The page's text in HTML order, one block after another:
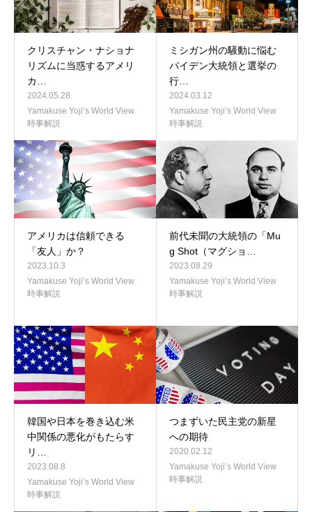
クリスチャン・ナショナ
リズムに当惑するアメリ
カ…
2024.05.28
Yamakuse Yoji’s World View
時事解説
ミシガン州の騒動に悩む
バイデン大統領と選挙の
行…
2024.03.12
Yamakuse Yoji’s World View
時事解説
アメリカは信頼できる
「友人」か？
2023.10.3
Yamakuse Yoji’s World View
時事解説
前代未聞の大統領の「Mu
g Shot（マグショ…
2023.08.29
Yamakuse Yoji’s World View
時事解説
韓国や日本を巻き込む米
中関係の悪化がもたらす
リ…
2023.08.8
Yamakuse Yoji’s World View
時事解説
つまずいた民主党の新星
への期待
2020.02.12
Yamakuse Yoji’s World View
時事解説